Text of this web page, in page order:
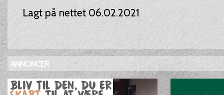
Lagt på nettet 06.02.2021
ANNONCER